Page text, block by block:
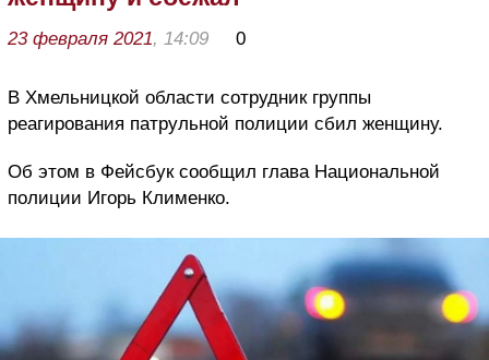
23 февраля 2021, 14:09 0
В Хмельницкой области сотрудник группы
реагирования патрульной полиции сбил женщину.
Об этом в Фейсбук сообщил глава Национальной
полиции Игорь Клименко.